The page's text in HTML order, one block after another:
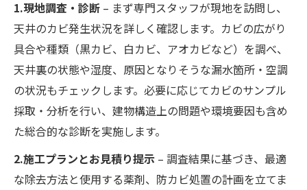
1.現地調査・診断 – まず専門スタッフが現地を訪問し、
天井のカビ発生状況を詳しく確認します。カビの広がり
具合や種類（黒カビ、白カビ、アオカビなど）を調べ、
天井裏の状態や湿度、原因となりそうな漏水箇所・空調
の状況もチェックします。必要に応じてカビのサンプル
採取・分析を行い、建物構造上の問題や環境要因も含め
た総合的な診断を実施します。
2.施工プランとお見積り提示 – 調査結果に基づき、最適
な除去方法と使用する薬剤、防カビ処置の計画を立てま